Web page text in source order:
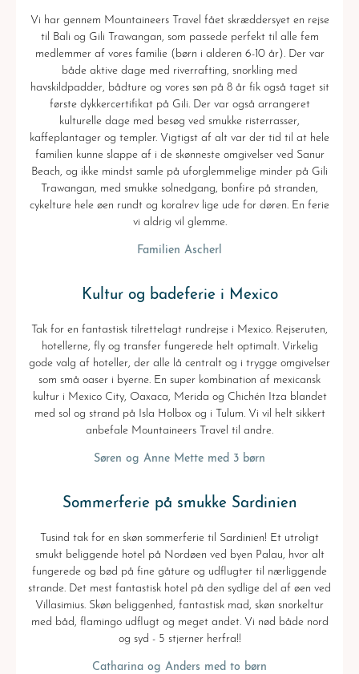
Vi har gennem Mountaineers Travel fået skræddersyet en rejse
til Bali og Gili Trawangan, som passede perfekt til alle fem
medlemmer af vores familie (børn i alderen 6-10 år). Der var
både aktive dage med riverrafting, snorkling med
havskildpadder, bådture og vores søn på 8 år fik også taget sit
første dykkercertifikat på Gili. Der var også arrangeret
kulturelle dage med besøg ved smukke risterrasser,
kaffeplantager og templer. Vigtigst af alt var der tid til at hele
familien kunne slappe af i de skønneste omgivelser ved Sanur
Beach, og ikke mindst samle på uforglemmelige minder på Gili
Trawangan, med smukke solnedgang, bonfire på stranden,
cykelture hele øen rundt og koralrev lige ude for døren. En ferie
vi aldrig vil glemme.
Familien Ascherl
Kultur og badeferie i Mexico
Tak for en fantastisk tilrettelagt rundrejse i Mexico. Rejseruten,
hotellerne, fly og transfer fungerede helt optimalt. Virkelig
gode valg af hoteller, der alle lå centralt og i trygge omgivelser
som små oaser i byerne. En super kombination af mexicansk
kultur i Mexico City, Oaxaca, Merida og Chichén Itza blandet
med sol og strand på Isla Holbox og i Tulum. Vi vil helt sikkert
anbefale Mountaineers Travel til andre.
Søren og Anne Mette med 3 børn
Sommerferie på smukke Sardinien
Tusind tak for en skøn sommerferie til Sardinien! Et utroligt
smukt beliggende hotel på Nordøen ved byen Palau, hvor alt
fungerede og bød på fine gåture og udflugter til nærliggende
strande. Det mest fantastisk hotel på den sydlige del af øen ved
Villasimius. Skøn beliggenhed, fantastisk mad, skøn snorkeltur
med båd, flamingo udflugt og meget andet. Vi nød både nord
og syd - 5 stjerner herfra!!
Catharina og Anders med to børn